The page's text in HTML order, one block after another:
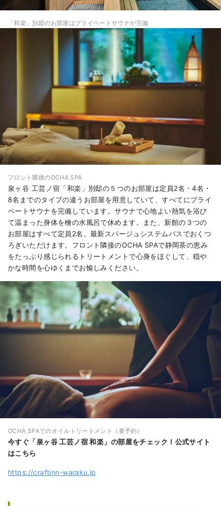
「和楽」別邸のお部屋はプライベートサウナが完備
フロント隣接のOCHA SPA
泉ヶ谷 工芸ノ宿「和楽」別邸の５つのお部屋は定員2名・4名・
8名までのタイプの違うお部屋を用意していて、すべてにプライ
ベートサウナを完備しています。サウナで心地よい熱気を浴び
て温まった身体を檜の水風呂で休めます。また、新館の３つの
お部屋はすべて定員2名。最新スパージュシステムバスでおくつ
ろぎいただけます。フロント隣接のOCHA SPAで静岡茶の恵み
をたっぷり感じられるトリートメントで心身をほぐして、穏や
かな時間を心ゆくまでお愉しみください。
OCHA SPAでのオイルトリートメント（要予約）
今すぐ「泉ヶ谷 工芸ノ宿 和楽」の部屋をチェック！ 公式サイト
はこちら
https://craftinn-waraku.jp